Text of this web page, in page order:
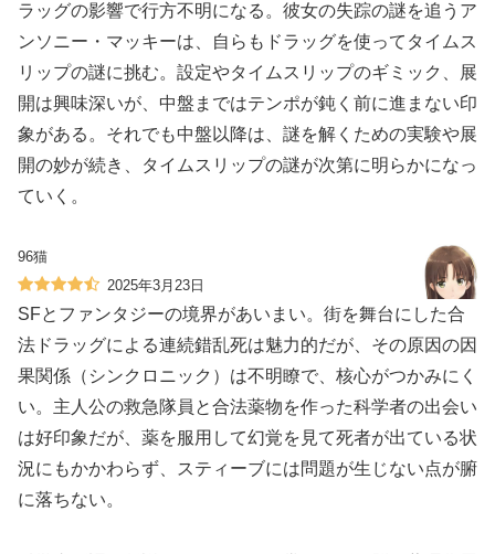
ラッグの影響で行方不明になる。彼女の失踪の謎を追うア
ンソニー・マッキーは、自らもドラッグを使ってタイムス
リップの謎に挑む。設定やタイムスリップのギミック、展
開は興味深いが、中盤まではテンポが鈍く前に進まない印
象がある。それでも中盤以降は、謎を解くための実験や展
開の妙が続き、タイムスリップの謎が次第に明らかになっ
ていく。
96猫
2025年3月23日
SFとファンタジーの境界があいまい。街を舞台にした合
法ドラッグによる連続錯乱死は魅力的だが、その原因の因
果関係（シンクロニック）は不明瞭で、核心がつかみにく
い。主人公の救急隊員と合法薬物を作った科学者の出会い
は好印象だが、薬を服用して幻覚を見て死者が出ている状
況にもかかわらず、スティーブには問題が生じない点が腑
に落ちない。